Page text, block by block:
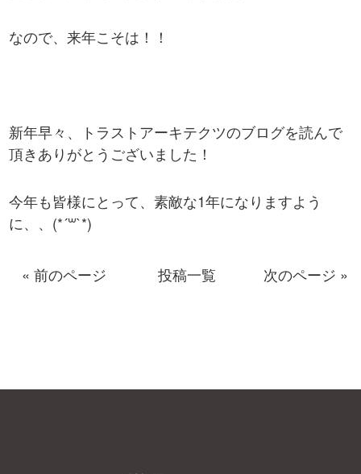
なので、来年こそは！！
新年早々、トラストアーキテクツのブログを読んで
頂きありがとうございました！
今年も皆様にとって、素敵な1年になりますよう
に、、(*´꒳`*)
« 前のページ 投稿一覧 次のページ »